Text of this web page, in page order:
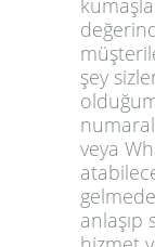
şey
veya
anlaşıp